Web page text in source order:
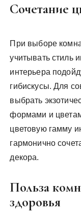
Сочетание
При выборе
учитывать стиль
интерьера
гибискусы. Для
выбрать
формами и
цветовую гамму
гармонично
декора.
Польза
здоровья